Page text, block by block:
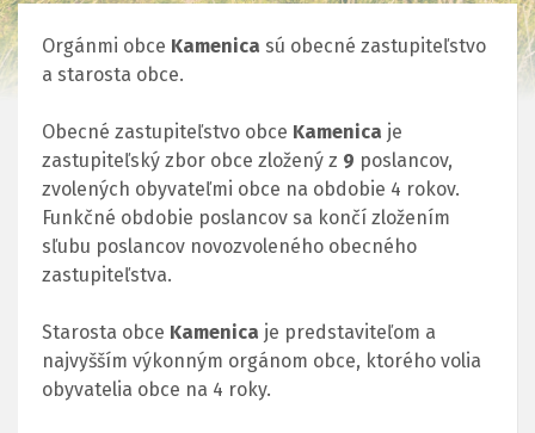
Orgánmi obce Kamenica sú obecné zastupiteľstvo
a starosta obce.
Obecné zastupiteľstvo obce Kamenica je
zastupiteľský zbor obce zložený z 9 poslancov,
zvolených obyvateľmi obce na obdobie 4 rokov.
Funkčné obdobie poslancov sa končí zložením
sľubu poslancov novozvoleného obecného
zastupiteľstva.
Starosta obce Kamenica je predstaviteľom a
najvyšším výkonným orgánom obce, ktorého volia
obyvatelia obce na 4 roky.